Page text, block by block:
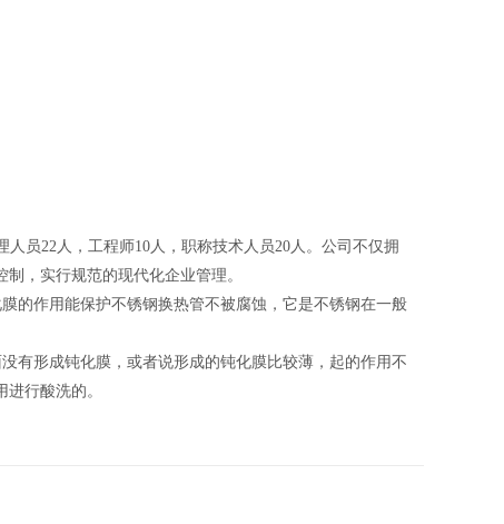
员22人，工程师10人，职称技术人员20人。公司不仅拥
，实行规范的现代化企业管理。
的作用能保护不锈钢换热管不被腐蚀，它是不锈钢在一般
有形成钝化膜，或者说形成的钝化膜比较薄，起的作用不
行酸洗的。